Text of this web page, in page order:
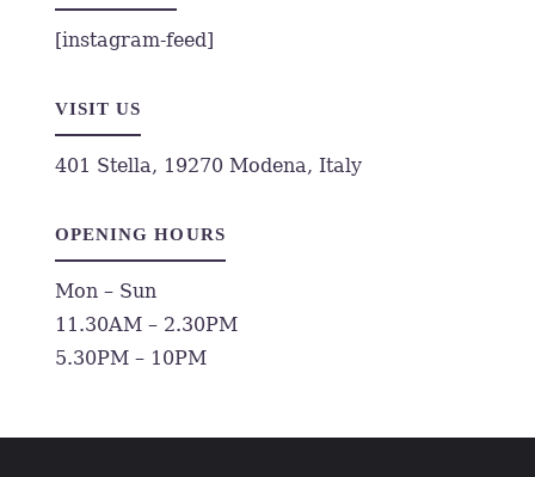
[instagram-feed]
VISIT US
401 Stella, 19270 Modena, Italy
OPENING HOURS
Mon – Sun
11.30AM – 2.30PM
5.30PM – 10PM